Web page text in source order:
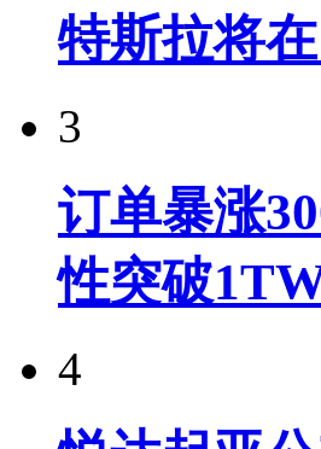
特斯拉将
3
订单暴涨
性突破
4